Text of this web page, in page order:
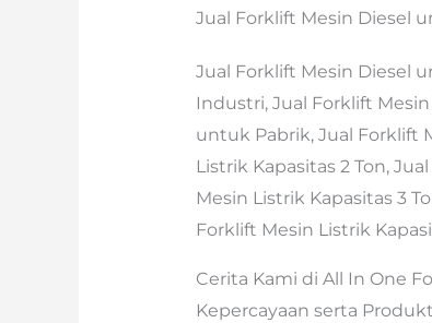
Jual Forklift Mesin Diesel
Jual Forklift Mesin Diesel
Industri, Jual Forklift
untuk Pabrik, Jual Forklift
Listrik Kapasitas 2 Ton,
Mesin Listrik Kapasitas 3
Forklift Mesin Listrik
Cerita Kami di All In One
Kepercayaan serta